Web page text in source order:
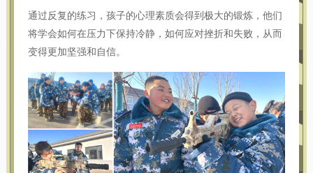
通过反复的练习，孩子的心理素质会得到极大的锻炼，他们
将学会如何在压力下保持冷静，如何应对挫折和失败，从而
变得更加坚强和自信。